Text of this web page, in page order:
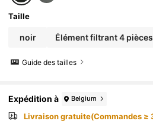
Taille
noir Élément filtrant 4
Guide des tailles
Expédition à Belgium
Livraison gratuite(Commandes ≥